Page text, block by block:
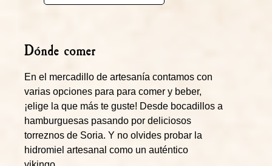
Dónde comer
En el mercadillo de artesanía contamos con
varias opciones para para comer y beber,
¡elige la que más te guste! Desde bocadillos a
hamburguesas pasando por deliciosos
torreznos de Soria. Y no olvides probar la
hidromiel artesanal como un auténtico